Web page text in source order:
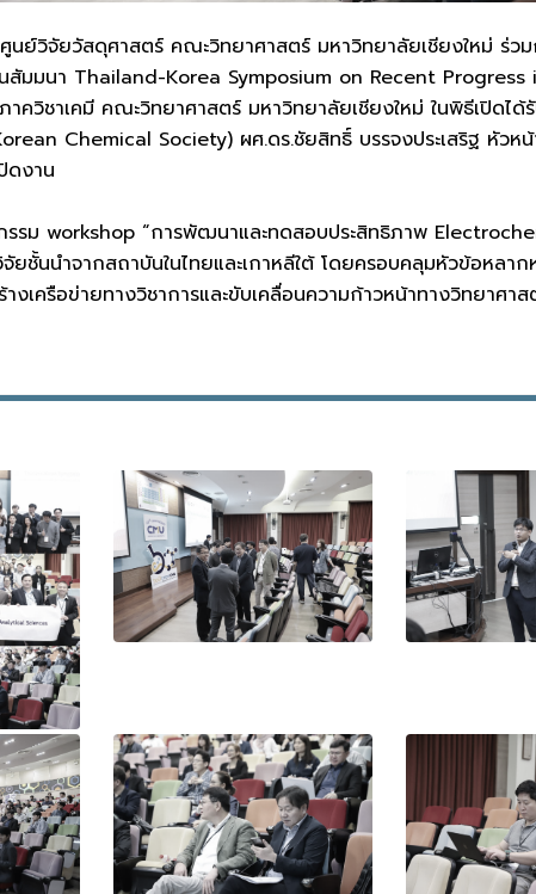
ยวัสดุศาสตร์ คณะวิทยาศาสตร์ มหาวิทยาลัยเชียงใหม่ ร่ว
สัมมนา Thailand-Korea Symposium on Recent
วิชาเคมี คณะวิทยาศาสตร์ มหาวิทยาลัยเชียงใหม่ ในพิธีเปิดไ
Chemical Society) ผศ.ดร.ชัยสิทธิ์ บรรจงประเสริฐ หัว
ดงาน
รม workshop “การพัฒนาและทดสอบประสิทธิภาพ
ยชั้นนำจากสถาบันในไทยและเกาหลีใต้ โดยครอบคลุมหัวข้อหลาก
งเครือข่ายทางวิชาการและขับเคลื่อนความก้าวหน้าทางวิทยาศา